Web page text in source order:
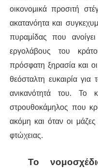
οικονομικά προσιτή
ακατανόητα και
πυραμίδας που
εργολάβους του
πρόσφατη ξηρασία και
θεόσταλτη ευκαιρία
ανικανότητά του. Το
στρουθοκάμηλος που
ακόμη και όταν οι
φτώχειας.
Το